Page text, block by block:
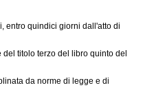
entro quindici giorni dall'atto di
titolo terzo del libro quinto del
da norme di legge e di